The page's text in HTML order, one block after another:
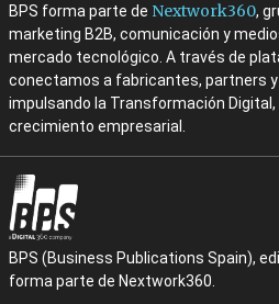
BPS forma parte de Nextwork360,
marketing B2B, comunicación y
mercado tecnológico. A través de
conectamos a fabricantes, partners
impulsando la Transformación Digital,
crecimiento empresarial.
BPS (Business Publications Spain),
forma parte de Nextwork360.